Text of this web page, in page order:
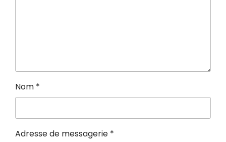
Nom *
Adresse de messagerie *